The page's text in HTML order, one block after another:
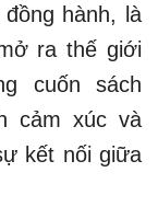
hành, là
ra thế giới
cuốn sách
cảm xúc và
kết nối giữa